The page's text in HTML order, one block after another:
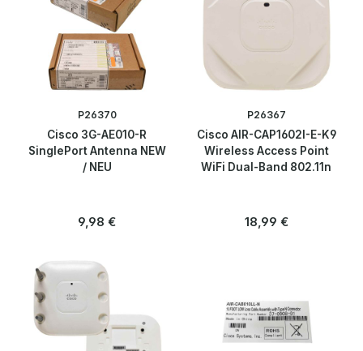
P26370
Cisco 3G-AE010-R
SinglePort Antenna NEW
/ NEU
Regulärer Preis:
9,98 €
P26367
Cisco AIR-CAP1602I-E-K9
Wireless Access Point
WiFi Dual-Band 802.11n
Regulärer Preis:
18,99 €